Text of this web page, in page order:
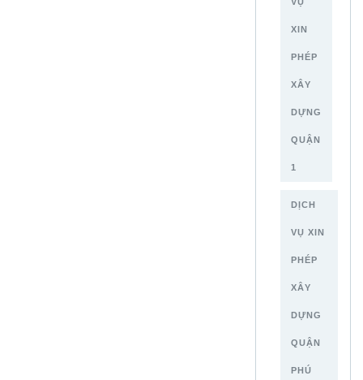
XIN
PHÉP
XÂY
DỰNG
QUẬN
1
DỊCH
VỤ XIN
PHÉP
XÂY
DỰNG
QUẬN
PHÚ